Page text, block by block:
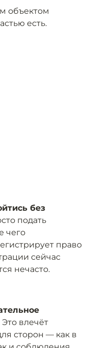
объектом
есть.
без
подать
чего
право
сейчас
нечасто.
Это влечёт
сторон — как в